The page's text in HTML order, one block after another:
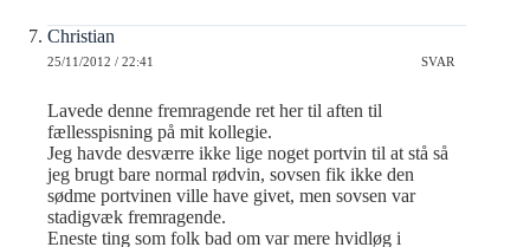
Christian
25/11/2012 / 22:41 SVAR
Lavede denne fremragende ret her til aften til
fællesspisning på mit kollegie.
Jeg havde desværre ikke lige noget portvin til at stå så
jeg brugt bare normal rødvin, sovsen fik ikke den
sødme portvinen ville have givet, men sovsen var
stadigvæk fremragende.
Eneste ting som folk bad om var mere hvidløg i